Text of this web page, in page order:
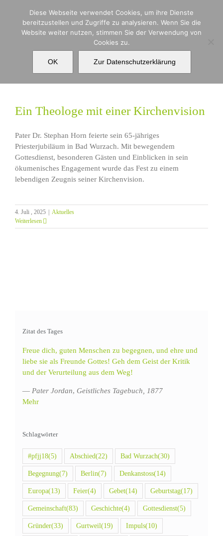
springen
katholisch-orthodoxer Dialog
Ein Theologe mit einer Kirchenvision
Pater Dr. Stephan Horn feierte sein 65-jähriges
Priesterjubiläum in Bad Wurzach. Mit bewegendem
Gottesdienst, besonderen Gästen und Einblicken in sein
ökumenisches Engagement wurde das Fest zu einem
lebendigen Zeugnis seiner Kirchenvision.
4. Juli , 2025
Aktuelles
Weiterlesen
Zitat des Tages
Freue dich, guten Menschen zu begegnen, und ehre und
liebe sie als Freunde Gottes! Geh dem Geist der Kritik
und der Verurteilung aus dem Weg!
— Pater Jordan, Geistliches Tagebuch, 1877
Mehr
Schlagwörter
#pfjj18(5) Abschied(22) Bad Wurzach(30)
Begegnung(7) Berlin(7) Denkanstoss(14)
Europa(13) Feier(4) Gebet(14) Geburtstag(17)
Gemeinschaft(83) Geschichte(4) Gottesdienst(5)
Gründer(33) Gurtweil(19) Impuls(10)
Diese Webseite verwendet Cookies, um ihre Dienste
bereitzustellen und Zugriffe zu analysieren. Wenn Sie die
Website weiter nutzen, stimmen Sie der Verwendung von
Cookies zu.
OK Zur Datenschutzerklärung